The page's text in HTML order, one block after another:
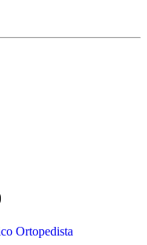
Ortopedista